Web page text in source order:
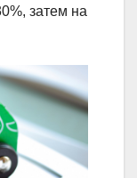
затем на